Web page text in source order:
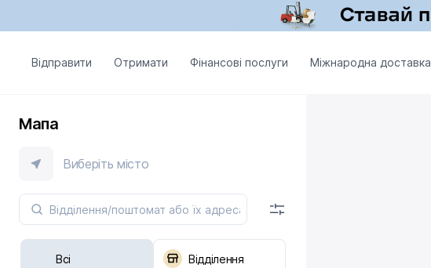
Відправити Отримати Фінансові послуги Міжнародна доставка
Мапа
Виберіть місто
Всі Відділення